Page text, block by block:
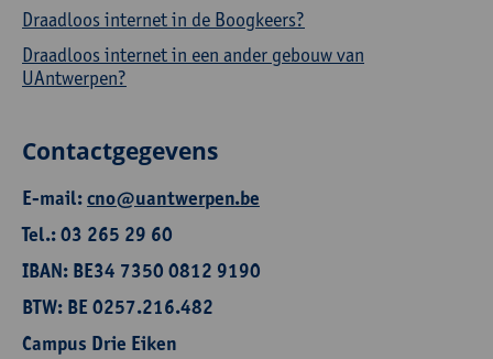
Draadloos internet in de Boogkeers?
Draadloos internet in een ander gebouw van
UAntwerpen?
Contactgegevens
E-mail:cno@uantwerpen.be
Tel.: 03 265 29 60
IBAN: BE34 7350 0812 9190
BTW: BE 0257.216.482
Campus Drie Eiken